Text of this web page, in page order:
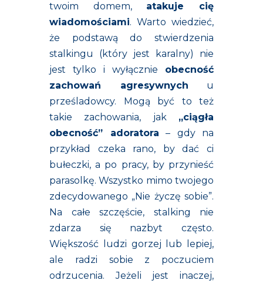
twoim domem, atakuje cię
wiadomościami. Warto wiedzieć,
że podstawą do stwierdzenia
stalkingu (który jest karalny) nie
jest tylko i wyłącznie obecność
zachowań agresywnych u
prześladowcy. Mogą być to też
takie zachowania, jak „ciągła
obecność” adoratora – gdy na
przykład czeka rano, by dać ci
bułeczki, a po pracy, by przynieść
parasolkę. Wszystko mimo twojego
zdecydowanego „Nie życzę sobie”.
Na całe szczęście, stalking nie
zdarza się nazbyt często.
Większość ludzi gorzej lub lepiej,
ale radzi sobie z poczuciem
odrzucenia. Jeżeli jest inaczej,